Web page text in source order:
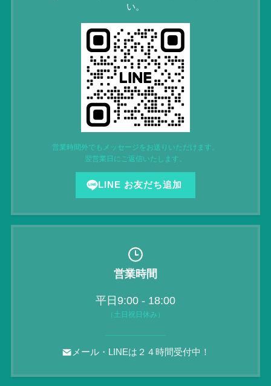
い。
営業時間外でもメッセージをお送りいただけます。
翌営業日にご返信いたします。
LINE お友だち追加
営業時間
平日9:00 - 18:00
（土日祝日休み）
メール・LINEは２４時間受付中！